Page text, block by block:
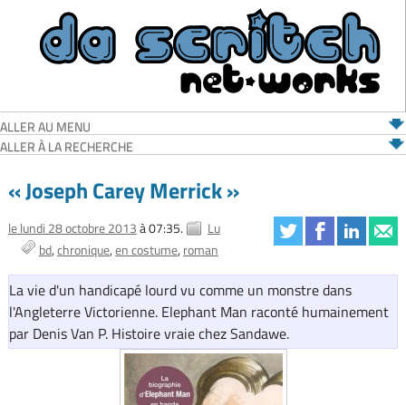
ALLER AU MENU
ALLER À LA RECHERCHE
« Joseph Carey Merrick »
le lundi 28 octobre 2013à 07:35.
Lu
bd chronique en costume roman
La vie d'un handicapé lourd vu comme un monstre dans
l'Angleterre Victorienne. Elephant Man raconté humainement
par Denis Van P. Histoire vraie chez Sandawe.